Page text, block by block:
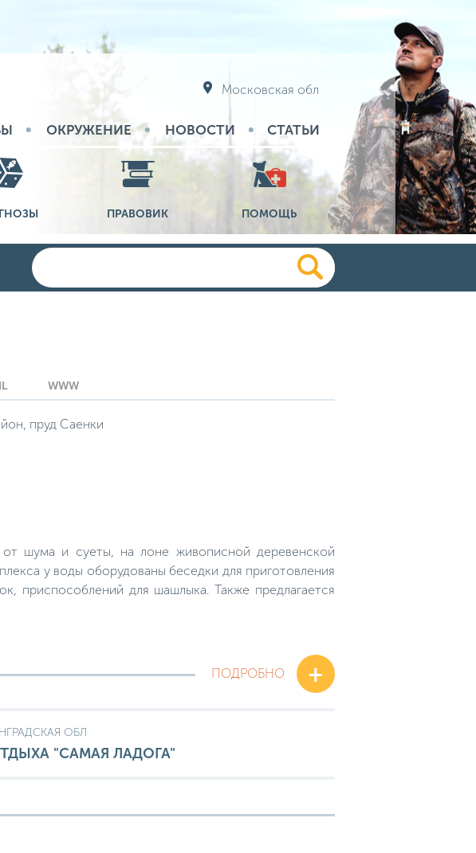
Московская обл
ОКРУЖЕНИЕ НОВОСТИ СТАТЬИ
ПРАВОВИК ПОМОЩЬ
WWW
пруд Саенки
от шума и суеты, на лоне живописной деревенской
у воды оборудованы беседки для приготовления
приспособлений для шашлыка. Также предлагается
ПОДРОБНО
+
ОБЛ
"САМАЯ ЛАДОГА"